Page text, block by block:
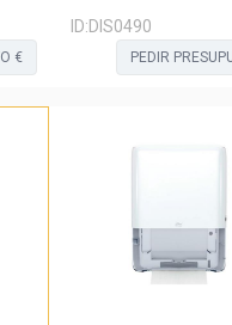
€
ID:DIS0490
PEDIR